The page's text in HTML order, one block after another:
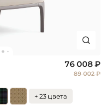
76 008 ₽
89 002 ₽
+ 23 цвета